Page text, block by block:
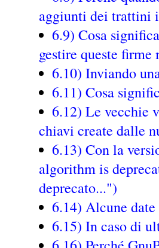
aggiunti dei trattini
6.9) Cosa
gestire queste
6.10) Inviando
6.11) Cosa
6.12) Le vecchie
chiavi create dalle
6.13) Con la
algorithm is
deprecato...")
6.14) Alcune date
6.15) In caso di